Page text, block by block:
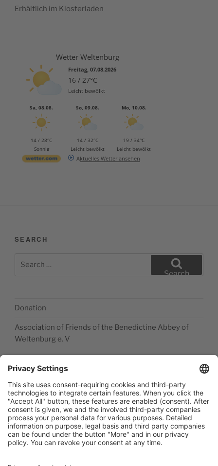
Erhältlich im Klosterladen
Wetter Weltenburg
Freitag, 07.08.2026
16 / 27°C
Leicht bewölkt
Sa, 08.08.
14 / 28°C
Sonnig
So, 09.08.
14 / 32°C
Leicht bewölkt
Mo, 10.08.
19 / 34°C
Leicht bewölkt
Aktuelles Wetter ansehen
SEARCH
for:
Search
Donation
Association of Friends of the Benedictine Abbey of
Weltenburg e. V
Legal disclosure
Accessibility Statement
Data privacy statement
Newsletter abonieren